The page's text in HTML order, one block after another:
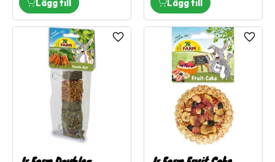
Lägg till i favoriter Lägg